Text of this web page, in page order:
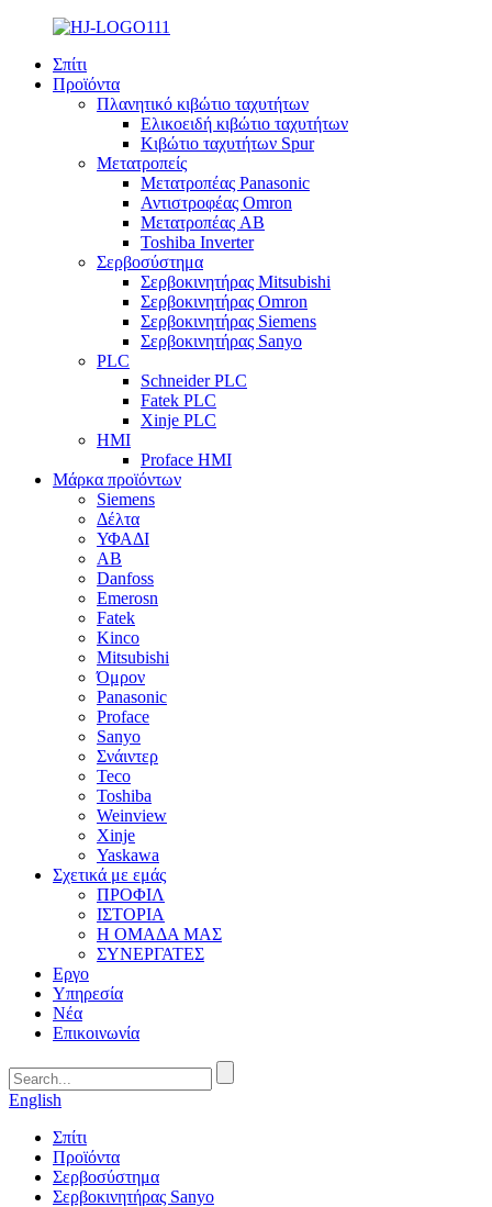
Σπίτι
Προϊόντα
Πλανητικό κιβώτιο ταχυτήτων
Ελικοειδή κιβώτιο ταχυτήτων
Κιβώτιο ταχυτήτων Spur
Μετατροπείς
Μετατροπέας Panasonic
Αντιστροφέας Omron
Μετατροπέας AB
Toshiba Inverter
Σερβοσύστημα
Σερβοκινητήρας Mitsubishi
Σερβοκινητήρας Omron
Σερβοκινητήρας Siemens
Σερβοκινητήρας Sanyo
PLC
Schneider PLC
Fatek PLC
Xinje PLC
HMI
Proface HMI
Μάρκα προϊόντων
Siemens
Δέλτα
ΥΦΑΔΙ
AB
Danfoss
Emerosn
Fatek
Kinco
Mitsubishi
Όμρον
Panasonic
Proface
Sanyo
Σνάιντερ
Teco
Toshiba
Weinview
Xinje
Yaskawa
Σχετικά με εμάς
ΠΡΟΦΙΛ
ΙΣΤΟΡΙΑ
Η ΟΜΑΔΑ ΜΑΣ
ΣΥΝΕΡΓΑΤΕΣ
Εργο
Υπηρεσία
Νέα
Επικοινωνία
English
Σπίτι
Προϊόντα
Σερβοσύστημα
Σερβοκινητήρας Sanyo